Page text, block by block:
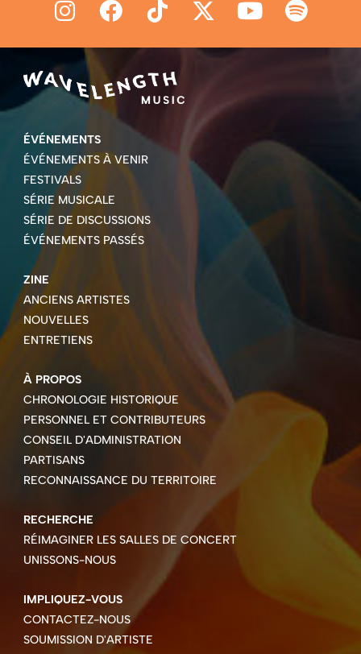
ÉVÉNEMENTS
ÉVÉNEMENTS À VENIR
FESTIVALS
SÉRIE MUSICALE
SÉRIE DE DISCUSSIONS
ÉVÉNEMENTS PASSÉS
ZINE
ANCIENS ARTISTES
NOUVELLES
ENTRETIENS
À PROPOS
CHRONOLOGIE HISTORIQUE
PERSONNEL ET CONTRIBUTEURS
CONSEIL D'ADMINISTRATION
PARTISANS
RECONNAISSANCE DU TERRITOIRE
RECHERCHE
RÉIMAGINER LES SALLES DE CONCERT
UNISSONS-NOUS
IMPLIQUEZ-VOUS
CONTACTEZ-NOUS
SOUMISSION D'ARTISTE